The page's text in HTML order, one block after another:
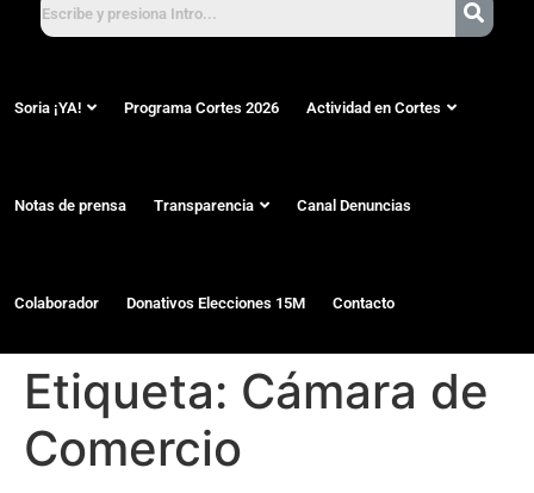
Soria ¡YA! Programa Cortes 2026 Actividad en Cortes
Notas de prensa Transparencia Canal Denuncias
Colaborador Donativos Elecciones 15M Contacto
Etiqueta: Cámara de
Comercio